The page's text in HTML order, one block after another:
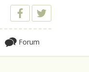
Forum